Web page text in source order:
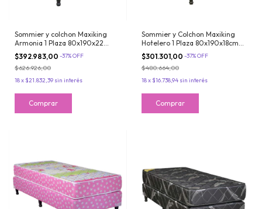
Sommier y colchon Maxiking
Armonia 1 Plaza 80x190x22
Espuma de Alta Densidad Tela
de Algodon
$392.983,00 -37%OFF
$626.926,00
18x $21.832,39 sin interés
Sommier y Colchon Maxiking
Hotelero 1 Plaza 80x190x18cm
Espuma Tela de Sabana
Resistente
$301.301,00 -37%OFF
$480.664,00
18x $16.738,94 sin interés